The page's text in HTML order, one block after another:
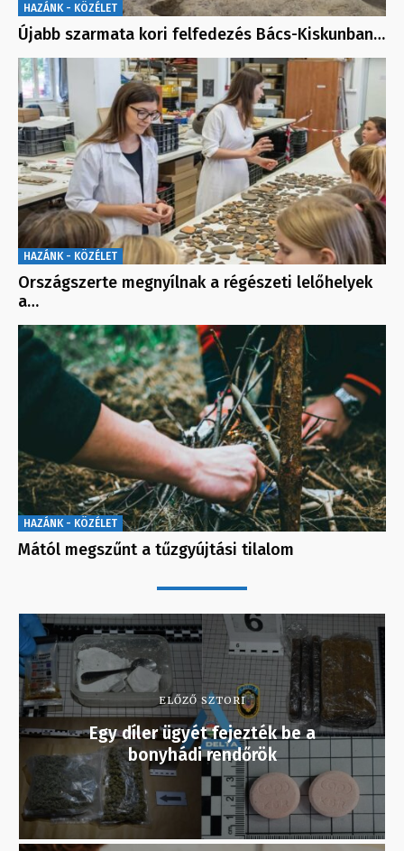
HAZÁNK - KÖZÉLET
Újabb szarmata kori felfedezés Bács-Kiskunban…
HAZÁNK - KÖZÉLET
Országszerte megnyílnak a régészeti lelőhelyek
a…
HAZÁNK - KÖZÉLET
Mától megszűnt a tűzgyújtási tilalom
ELŐZŐ SZTORI
Egy díler ügyét fejezték be a
bonyhádi rendőrök